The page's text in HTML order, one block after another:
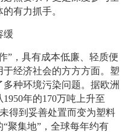
有力抓手。
缓
”，具有成本低廉、轻质便
经济社会的方方方面。塑
种环境污染问题。据欧洲
年的170万吨上升至
得到妥善处置而变为塑料
聚集地”，全球每年约有